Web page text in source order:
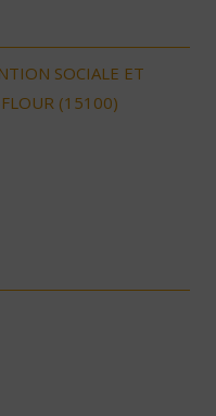
SOCIALE ET
(15100)